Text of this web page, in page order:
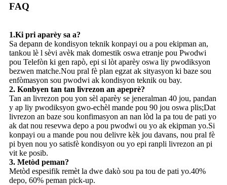
FAQ
1.Ki pri aparèy sa a?
Sa depann de kondisyon teknik konpayi ou a pou ekipman an,
tankou lè l sèvi avèk mak domestik oswa etranje pou Pwodwi
pou Telefòn ki gen rapò, epi si lòt aparèy oswa liy pwodiksyon
bezwen matche.Nou pral fè plan egzat ak sityasyon ki baze sou
enfòmasyon sou pwodwi ak kondisyon teknik ou bay.
2. Konbyen tan tan livrezon an apeprè?
Tan an livrezon pou yon sèl aparèy se jeneralman 40 jou, pandan
y ap liy pwodiksyon gwo-echèl mande pou 90 jou oswa plis;Dat
livrezon an baze sou konfimasyon an nan lòd la pa tou de pati yo
ak dat nou resevwa depo a pou pwodwi ou yo ak ekipman yo.Si
konpayi ou a mande pou nou delivre kèk jou davans, nou pral fè
pi byen nou yo satisfè kondisyon ou yo epi ranpli livrezon an pi
vit ke posib.
3. Metòd peman?
Metòd espesifik remèt la dwe dakò sou pa tou de pati yo.40%
depo, 60% peman pick-up.